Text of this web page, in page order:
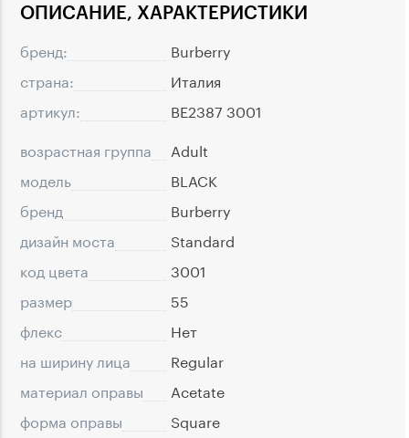
ОПИСАНИЕ, ХАРАКТЕРИСТИКИ
бренд:
Burberry
страна:
Италия
артикул:
BE2387 3001
возрастная группа
Adult
модель
BLACK
бренд
Burberry
дизайн моста
Standard
код цвета
3001
размер
55
флекс
Нет
на ширину лица
Regular
материал оправы
Acetate
форма оправы
Square